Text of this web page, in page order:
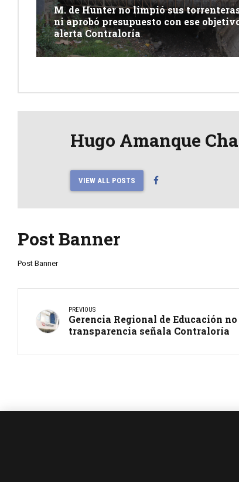
M. de Hunter no limpió sus
ni aprobó presupuesto con ese
alerta Contraloría
Hugo Amanque
VIEW ALL POSTS
Post Banner
Post Banner
PREVIOUS
Gerencia Regional de Educación
transparencia señala Contraloría